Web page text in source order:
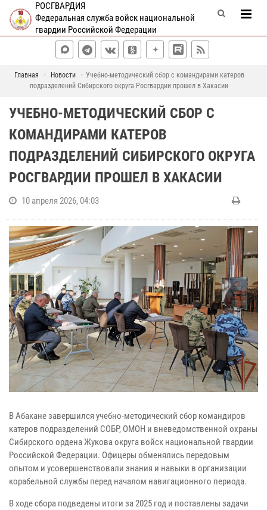
РОСГВАРДИЯ
Федеральная служба войск национальной
гвардии Российской Федерации
Главная Новости
Учебно-методический сбор с командирами катеров
подразделений Сибирского округа Росгвардии прошел в Хакасии
УЧЕБНО-МЕТОДИЧЕСКИЙ СБОР С
КОМАНДИРАМИ КАТЕРОВ
ПОДРАЗДЕЛЕНИЙ СИБИРСКОГО ОКРУГА
РОСГВАРДИИ ПРОШЕЛ В ХАКАСИИ
10 апреля 2026, 04:03
В Абакане завершился учебно-методический сбор командиров
катеров подразделений СОБР, ОМОН и вневедомственной охраны
Сибирского ордена Жукова округа войск национальной гвардии
Российской Федерации. Офицеры обменялись передовым
опытом и усовершенствовали знания и навыки в организации
корабельной службы перед началом навигационного периода.
В ходе сбора подведены итоги за 2025 год и поставлены задачи